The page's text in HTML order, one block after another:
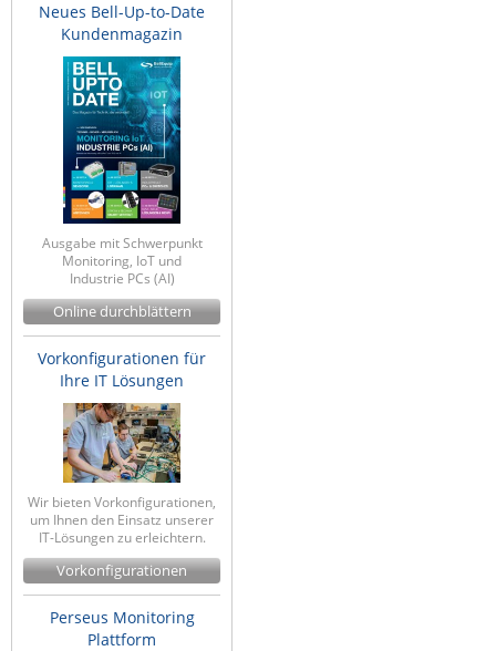
Neues Bell-Up-to-Date
Kundenmagazin
Ausgabe mit Schwerpunkt
Monitoring, IoT und
Industrie PCs (AI)
Online durchblättern
Vorkonfigurationen für
Ihre IT Lösungen
Wir bieten Vorkonfigurationen,
um Ihnen den Einsatz unserer
IT-Lösungen zu erleichtern.
Vorkonfigurationen
Perseus Monitoring
Plattform